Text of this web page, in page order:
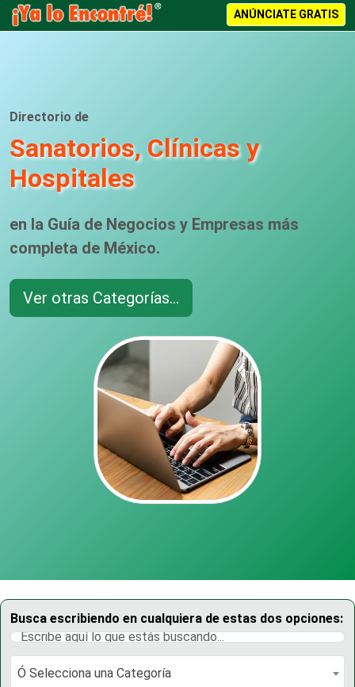
ANÚNCIATE GRATIS
Directorio de
Sanatorios, Clínicas y
Hospitales
en la Guía de Negocios y Empresas más
completa de México.
Ver otras Categorías...
Busca escribiendo en cualquiera de estas dos opciones:
Ó Selecciona una Categoría
Ó Selecciona una Categoría